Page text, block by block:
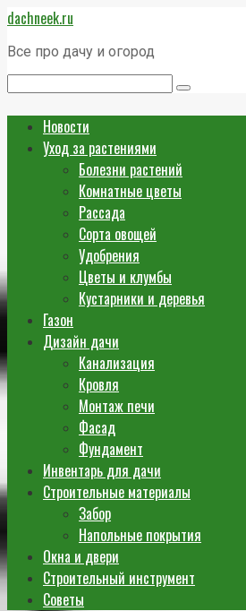
Перейти
к
контенту
dachneek.ru
Все про дачу и огород
Новости
Уход за растениями
Болезни растений
Комнатные цветы
Рассада
Сорта овощей
Удобрения
Цветы и клумбы
Кустарники и деревья
Газон
Дизайн дачи
Канализация
Кровля
Монтаж печи
Фасад
Фундамент
Инвентарь для дачи
Строительные материалы
Забор
Напольные покрытия
Окна и двери
Строительный инструмент
Советы